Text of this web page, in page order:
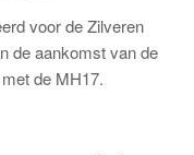
voor de Zilveren
de aankomst van de
de MH17.